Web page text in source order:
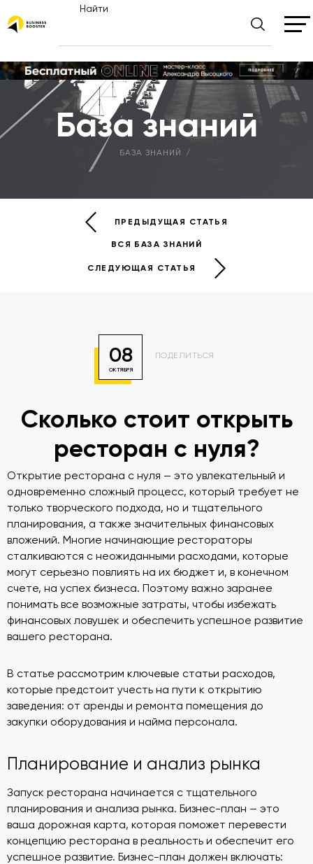
Найти
База знаний
БАЗА ЗНАНИЙ
ПРЕДЫДУЩАЯ СТАТЬЯ
ВСЯ БАЗА ЗНАНИЙ
СЛЕДУЮЩАЯ СТАТЬЯ
08
ОКТЯБРЯ
ПОДЕЛИТЬСЯ
Сколько стоит открыть
ресторан с нуля?
Открытие ресторана с нуля — это увлекательный и
одновременно сложный процесс, который требует не
только творческого подхода, но и тщательного
планирования, а также значительных финансовых
вложений. Многие начинающие рестораторы
сталкиваются с неожиданными расходами, которые
могут серьезно повлиять на их бюджет и, в конечном
счете, на успех бизнеса. Поэтому важно заранее
понимать все возможные затраты, чтобы избежать
финансовых ловушек и обеспечить успешное развитие
вашего ресторана.
В статье рассмотрим ключевые статьи расходов,
которые предстоит учесть на пути к открытию
заведения: от аренды и ремонта помещения до
закупки оборудования и найма персонала.
Планирование и анализ рынка
Запуск ресторана начинается с тщательного
планирования и анализа рынка. Бизнес-план — это
ваша дорожная карта, которая поможет перевести
концепцию ресторана в реальность и обеспечит его
успешное развитие. Бизнес-план должен включать: